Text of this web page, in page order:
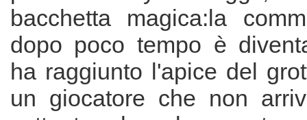
bacchetta magica:la
dopo poco tempo è
ha raggiunto l'apice del
un giocatore che non